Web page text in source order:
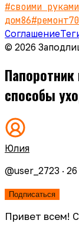
#своими руками
дом86#ремонт70
Соглашение
© 2026
способы
Юлия
@user_2723 ·
Подписаться
Привет всем!